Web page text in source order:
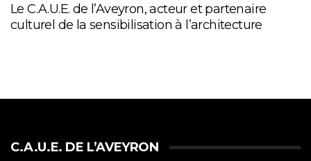
Le C.A.U.E. de l’Aveyron, acteur et partenaire
culturel de la sensibilisation à l’architecture
C.A.U.E. DE L’AVEYRON